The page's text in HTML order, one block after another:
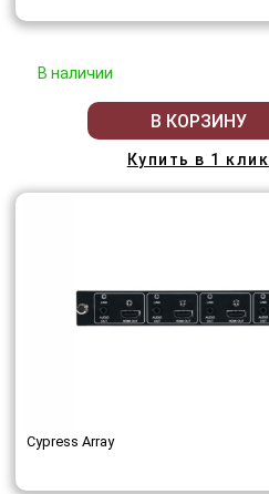
В наличии
В КОРЗИНУ
Купить в 1 клик
Cypress Array